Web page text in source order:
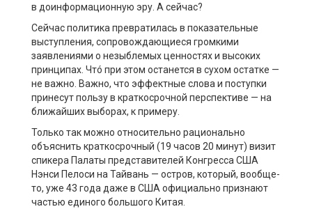
в доинформационную эру. А сейчас?
Сейчас политика превратилась в показательные
выступления, сопровождающиеся громкими
заявлениями о незыблемых ценностях и высоких
принципах. Чтó при этом останется в сухом остатке —
не важно. Важно, что эффектные слова и поступки
принесут пользу в краткосрочной перспективе — на
ближайших выборах, к примеру.
Только так можно относительно рационально
объяснить краткосрочный (19 часов 20 минут) визит
спикера Палаты представителей Конгресса США
Нэнси Пелоси на Тайвань — остров, который, вообще-
то, уже 43 года даже в США официально признают
частью единого большого Китая.